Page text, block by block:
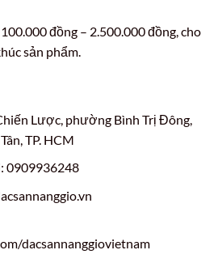
đồng – 2.500.000 đồng, cho
sản phẩm.
Lược, phường Bình Trị Đông,
TP. HCM
0909936248
dacsannanggiovietnam